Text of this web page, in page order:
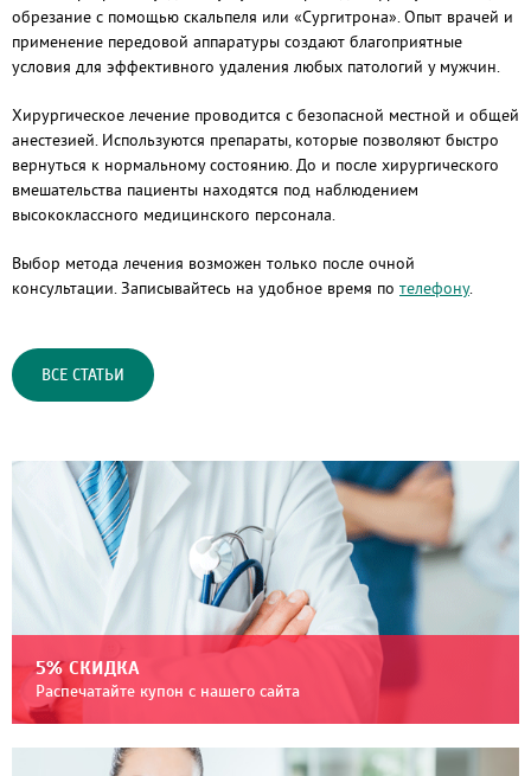
обрезание с помощью скальпеля или «Сургитрона». Опыт врачей и
применение передовой аппаратуры создают благоприятные
условия для эффективного удаления любых патологий у мужчин.
Хирургическое лечение проводится с безопасной местной и общей
анестезией. Используются препараты, которые позволяют быстро
вернуться к нормальному состоянию. До и после хирургического
вмешательства пациенты находятся под наблюдением
высококлассного медицинского персонала.
Выбор метода лечения возможен только после очной
консультации. Записывайтесь на удобное время по телефону.
ВСЕ СТАТЬИ
5% СКИДКА
Распечатайте купон с нашего сайта